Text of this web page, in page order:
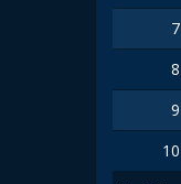
7
8
9
10